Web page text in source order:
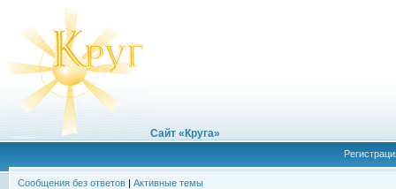
Сайт «Круга»
Сообщения без ответов | Активные темы